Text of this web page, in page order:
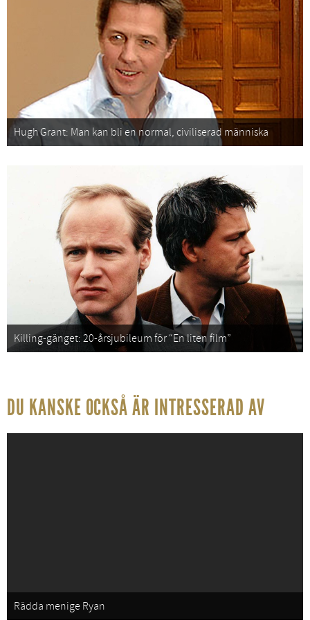
Hugh Grant: Man kan bli en normal, civiliserad människa
Killing-gänget: 20-årsjubileum för “En liten film”
DU KANSKE OCKSÅ ÄR INTRESSERAD AV
Rädda menige Ryan